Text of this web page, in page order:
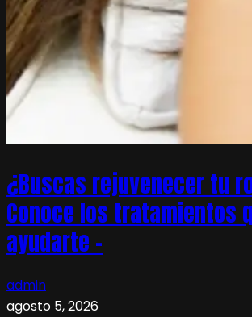
¿Buscas rejuvenecer tu
Conoce los tratamientos
ayudarte –
admin
agosto 5, 2026